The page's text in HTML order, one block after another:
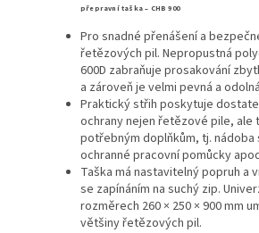
přepravní taška – CHB 900
Pro snadné přenášení a
řetězových pil. Nepropustná
600D zabraňuje prosakování
a zároveň je velmi pevná a
Praktický střih poskytuje
ochrany nejen řetězové pile, ale
potřebným doplňkům, tj. nádoba
ochranné pracovní pomůcky
Taška má nastavitelný popruh a
se zapínáním na suchý zip.
rozměrech 260 × 250 × 900 mm
většiny řetězových pil.